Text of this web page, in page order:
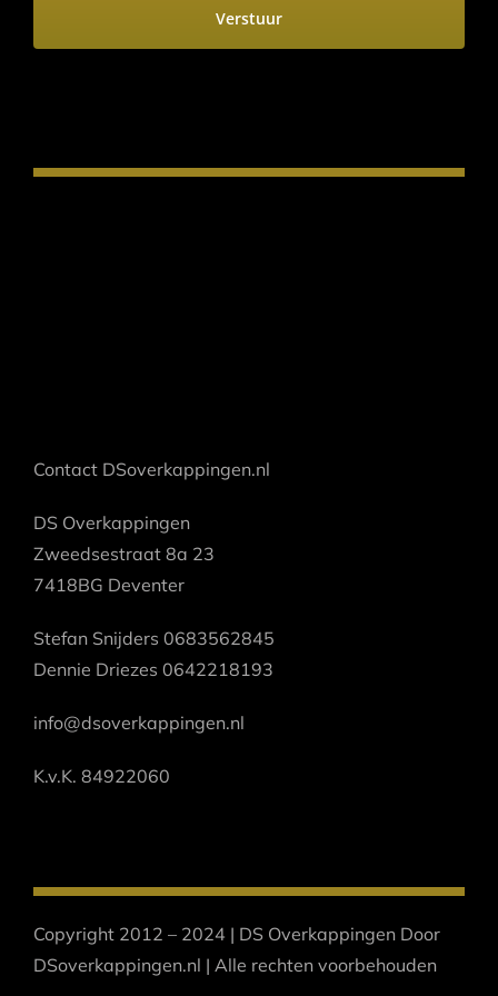
Contact DSoverkappingen.nl
DS Overkappingen
Zweedsestraat 8a 23
7418BG Deventer
Stefan Snijders 0683562845
Dennie Driezes 0642218193
info@dsoverkappingen.nl
K.v.K. 84922060
Copyright 2012 – 2024 | DS Overkappingen Door
DSoverkappingen.nl | Alle rechten voorbehouden